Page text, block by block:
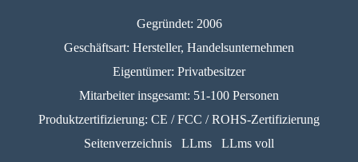
Gegründet: 2006
Geschäftsart: Hersteller, Handelsunternehmen
Eigentümer: Privatbesitzer
Mitarbeiter insgesamt: 51-100 Personen
Produktzertifizierung: CE / FCC / ROHS-Zertifizierung
Seitenverzeichnis
LLms LLms voll